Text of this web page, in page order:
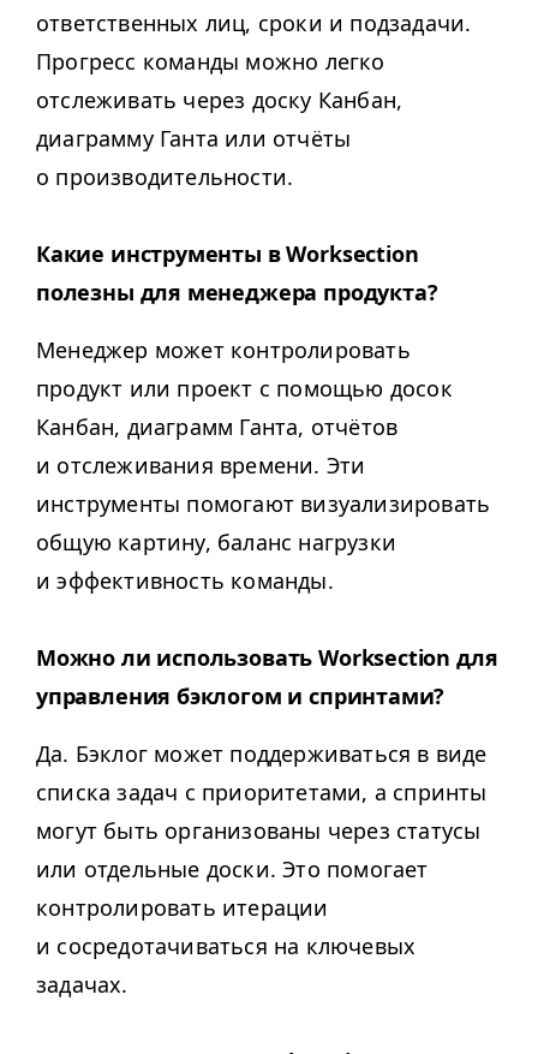
ответственных лиц, сроки и подзадачи.
Прогресс команды можно легко
отслеживать через доску Канбан,
диаграмму Ганта или отчёты
о производительности.
Какие инструменты в Work­sec­tion
полезны для менеджера продукта?
Менеджер может контролировать
продукт или проект с помощью досок
Канбан, диаграмм Ганта, отчётов
и отслеживания времени. Эти
инструменты помогают визуализировать
общую картину, баланс нагрузки
и эффективность команды.
Можно ли использовать Work­sec­tion для
управления бэклогом и спринтами?
Да. Бэклог может поддерживаться в виде
списка задач с приоритетами, а спринты
могут быть организованы через статусы
или отдельные доски. Это помогает
контролировать итерации
и сосредотачиваться на ключевых
задачах.